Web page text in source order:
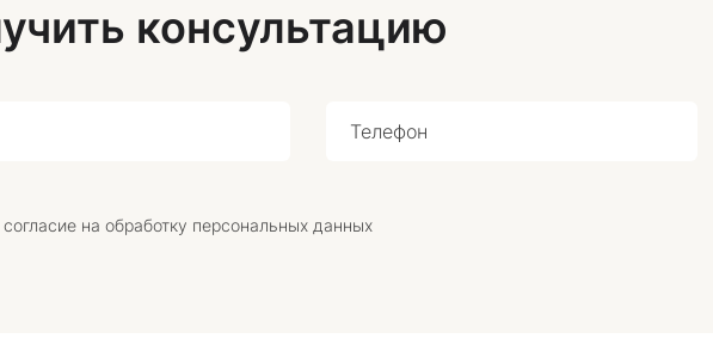
консультацию
на обработку персональных данных